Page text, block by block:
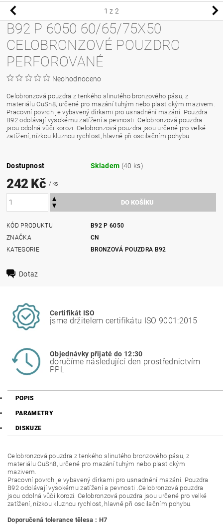
1 z 2
B92 P 6050 60/65/75X50
CELOBRONZOVÉ POUZDRO
PERFOROVANÉ
Neohodnoceno
Celobronzová pouzdra z tenkého slinutého bronzového pásu, z
materiálu CuSn8, určené pro mazání tuhým nebo plastickým mazivem.
Pracovní povrch je vybavený dírkami pro usnadnění mazání. Pouzdra
B92 odolávají vysokému zatížení a pevnosti .Celobronzová pouzdra
jsou odolná vůči korozi. Celobronzová pouzdra jsou určené pro velké
zatížení, nízkou kluznou rychlost, hlavně při oscilačním pohybu.
Dostupnost Skladem (40 ks)
242 Kč / ks
KÓD PRODUKTU
B92 P 6050
ZNAČKA
CN
KATEGORIE
BRONZOVÁ POUZDRA B92
Dotaz
Certifikát ISO
jsme držitelem certifikátu ISO 9001:2015
Objednávky přijaté do 12:30
doručíme následující den prostřednictvím
PPL
POPIS
PARAMETRY
DISKUZE
Celobronzová pouzdra z tenkého slinutého bronzového pásu, z
materiálu CuSn8, určené pro mazání tuhým nebo plastickým
mazivem.
Pracovní povrch je vybavený dírkami pro usnadnění mazání. Pouzdra
B92 odolávají vysokému zatížení a pevnosti .Celobronzová pouzdra
jsou odolná vůči korozi. Celobronzová pouzdra jsou určené pro velké
zatížení, nízkou kluznou rychlost, hlavně při oscilačním pohybu.
Doporučená tolerance tělesa : H7